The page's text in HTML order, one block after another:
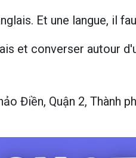
Et une langue, il
et converser autour
Điền, Quận 2, Thành